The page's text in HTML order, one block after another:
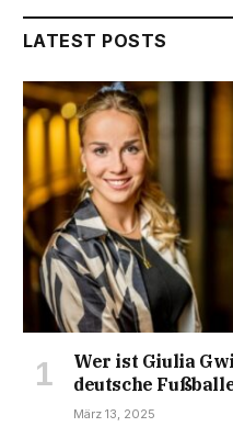
LATEST POSTS
Wer ist Giulia
deutsche
März 13, 2025